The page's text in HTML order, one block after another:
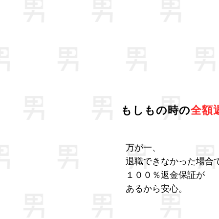
もしもの時の全額
万が一、
退職できなかった場合
１００％返金保証が
あるから安心。